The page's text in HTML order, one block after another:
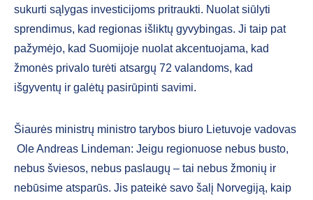
sukurti sąlygas investicijoms pritraukti. Nuolat siūlyti
sprendimus, kad regionas išliktų gyvybingas. Ji taip pat
pažymėjo, kad Suomijoje nuolat akcentuojama, kad
žmonės privalo turėti atsargų 72 valandoms, kad
išgyventų ir galėtų pasirūpinti savimi.
Šiaurės ministrų ministro tarybos biuro Lietuvoje vadovas
Ole Andreas Lindeman: Jeigu regionuose nebus busto,
nebus šviesos, nebus paslaugų – tai nebus žmonių ir
nebūsime atsparūs. Jis pateikė savo šalį Norvegiją, kaip